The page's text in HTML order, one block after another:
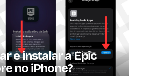
e instalar a Epic
no iPhone?